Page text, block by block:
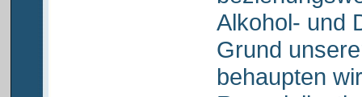
Alkohol- und
Grund
behaupten